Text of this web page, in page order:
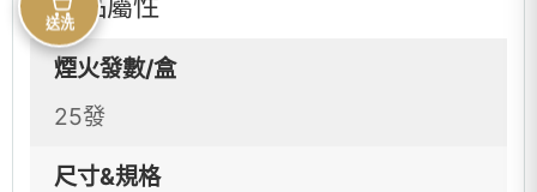
煙火發數/盒
25發
尺寸&規格
送洗